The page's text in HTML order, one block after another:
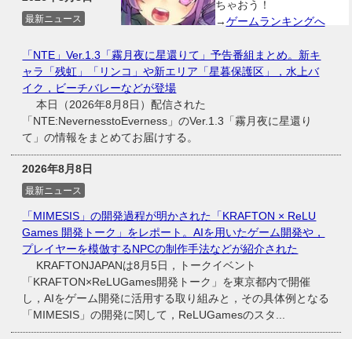
ちゃおう！
→ゲームランキングへ
最新ニュース
「NTE」Ver.1.3「霧月夜に星還りて」予告番組まとめ。新キ
ャラ「残虹」「リンコ」や新エリア「星暮保護区」，水上バ
イク，ビーチバレーなどが登場
本日（2026年8月8日）配信された
「NTE:NevernesstoEverness」のVer.1.3「霧月夜に星還り
て」の情報をまとめてお届けする。
2026年8月8日
最新ニュース
「MIMESIS」の開発過程が明かされた「KRAFTON × ReLU
Games 開発トーク」をレポート。AIを用いたゲーム開発や，
プレイヤーを模倣するNPCの制作手法などが紹介された
KRAFTONJAPANは8月5日，トークイベント
「KRAFTON×ReLUGames開発トーク」を東京都内で開催
し，AIをゲーム開発に活用する取り組みと，その具体例となる
「MIMESIS」の開発に関して，ReLUGamesのスタ...